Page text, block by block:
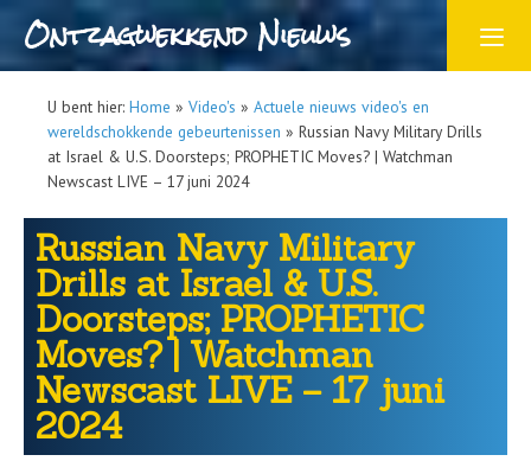
Ontzagwekkend Nieuws
U bent hier: Home » Video's » Actuele nieuws video's en
wereldschokkende gebeurtenissen » Russian Navy Military Drills
at Israel & U.S. Doorsteps; PROPHETIC Moves? | Watchman
Newscast LIVE – 17 juni 2024
Russian Navy Military
Drills at Israel & U.S.
Doorsteps; PROPHETIC
Moves? | Watchman
Newscast LIVE – 17 juni
2024